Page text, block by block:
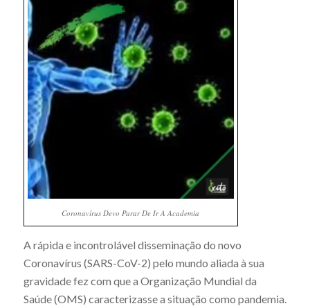
Coronavírus Devo Parar De Ir A Academia
A rápida e incontrolável disseminação do novo
Coronavírus (SARS-CoV-2) pelo mundo aliada à sua
gravidade fez com que a Organização Mundial da
Saúde (OMS) caracterizasse a situação como pandemia.